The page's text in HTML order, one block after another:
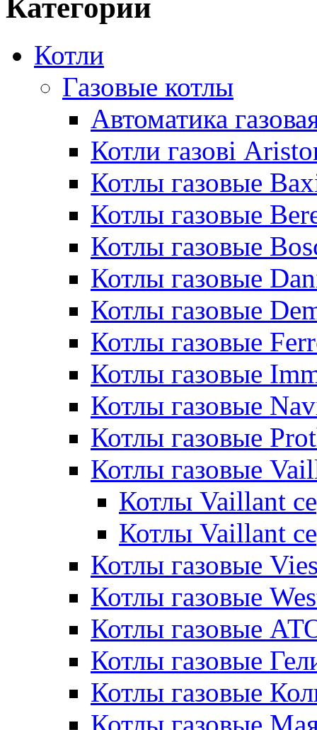
Категории
Котли
Газовые котлы
Автоматика
Котли газові
Котлы газовые
Котлы газовые
Котлы газовые
Котлы газовые
Котлы газовые
Котлы газовые
Котлы газовые
Котлы газовые
Котлы газовые
Котлы газовые
Котлы Vaillant
Котлы Vaillant
Котлы газовые
Котлы газовые
Котлы газовые
Котлы газовые
Котлы газовые
Котлы газовые